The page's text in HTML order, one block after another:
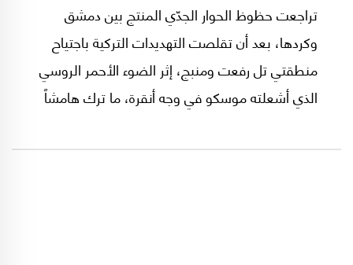
تراجعت حظوظ الحوار الجدّي المنتج بين دمشق
وكردها، بعد أن تقلصت التهديدات التركية باجتياح
منطقتي تل رفعت ومنبج، إثر الضوء الأحمر الروسي
الذي أشعلته موسكو في وجه أنقرة، ما ترك هامشاً
الجديدة في الشمال السوري بعد تجربتهم السابقة